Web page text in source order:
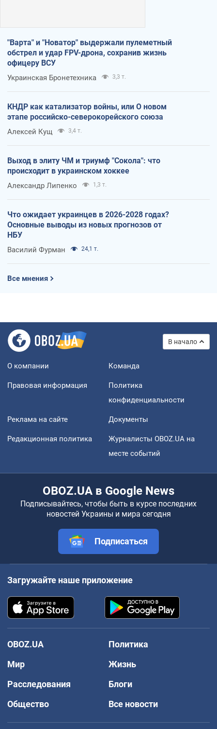
"Варта" и "Новатор" выдержали пулеметный
обстрел и удар FPV-дрона, сохранив жизнь
офицеру ВСУ
Украинская Бронетехника 3,3 т.
КНДР как катализатор войны, или О новом
этапе российско-северокорейского союза
Алексей Кущ 3,4 т.
Выход в элиту ЧМ и триумф "Сокола": что
происходит в украинском хоккее
Александр Липенко 1,3 т.
Что ожидает украинцев в 2026-2028 годах?
Основные выводы из новых прогнозов от
НБУ
Василий Фурман 24,1 т.
Все мнения
В начало
О компании Команда
Правовая информация
Политика
конфиденциальности
Реклама на сайте Документы
Редакционная политика
Журналисты OBOZ.UA на
месте событий
OBOZ.UA в Google News
Подписывайтесь, чтобы быть в курсе последних
новостей Украины и мира сегодня
Подписаться
Загружайте наше приложение
OBOZ.UA
Политика
Мир
Жизнь
Расследования
Блоги
Общество
Все новости